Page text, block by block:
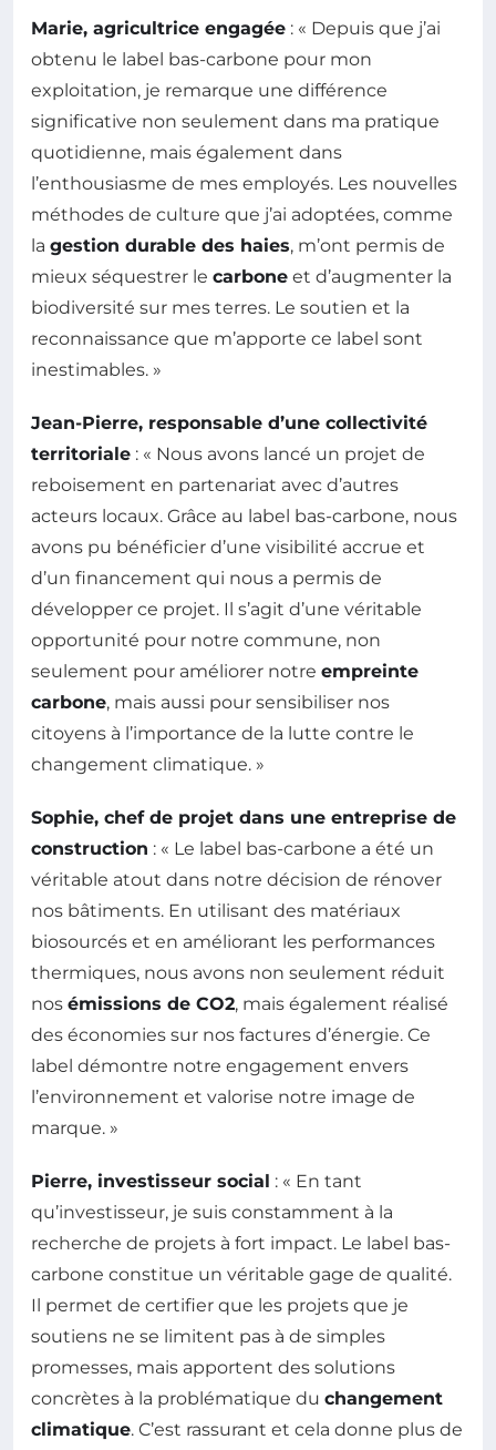
Marie, agricultrice engagée : « Depuis que j’ai
obtenu le label bas-carbone pour mon
exploitation, je remarque une différence
significative non seulement dans ma pratique
quotidienne, mais également dans
l’enthousiasme de mes employés. Les nouvelles
méthodes de culture que j’ai adoptées, comme
la gestion durable des haies, m’ont permis de
mieux séquestrer le carbone et d’augmenter la
biodiversité sur mes terres. Le soutien et la
reconnaissance que m’apporte ce label sont
inestimables. »
Jean-Pierre, responsable d’une collectivité
territoriale : « Nous avons lancé un projet de
reboisement en partenariat avec d’autres
acteurs locaux. Grâce au label bas-carbone, nous
avons pu bénéficier d’une visibilité accrue et
d’un financement qui nous a permis de
développer ce projet. Il s’agit d’une véritable
opportunité pour notre commune, non
seulement pour améliorer notre empreinte
carbone, mais aussi pour sensibiliser nos
citoyens à l’importance de la lutte contre le
changement climatique. »
Sophie, chef de projet dans une entreprise de
construction : « Le label bas-carbone a été un
véritable atout dans notre décision de rénover
nos bâtiments. En utilisant des matériaux
biosourcés et en améliorant les performances
thermiques, nous avons non seulement réduit
nos émissions de CO2, mais également réalisé
des économies sur nos factures d’énergie. Ce
label démontre notre engagement envers
l’environnement et valorise notre image de
marque. »
Pierre, investisseur social : « En tant
qu’investisseur, je suis constamment à la
recherche de projets à fort impact. Le label bas-
carbone constitue un véritable gage de qualité.
Il permet de certifier que les projets que je
soutiens ne se limitent pas à de simples
promesses, mais apportent des solutions
concrètes à la problématique du changement
climatique. C’est rassurant et cela donne plus de